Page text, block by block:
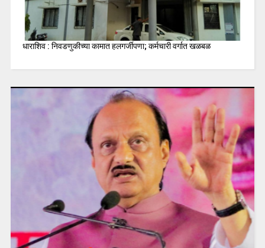
धाराशिव : निवडणुकीच्या कामात हलगर्जीपणा; कर्मचारी वर्गात खळबळ